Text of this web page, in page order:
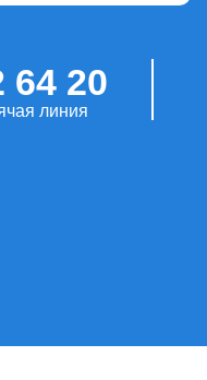
64 20
линия